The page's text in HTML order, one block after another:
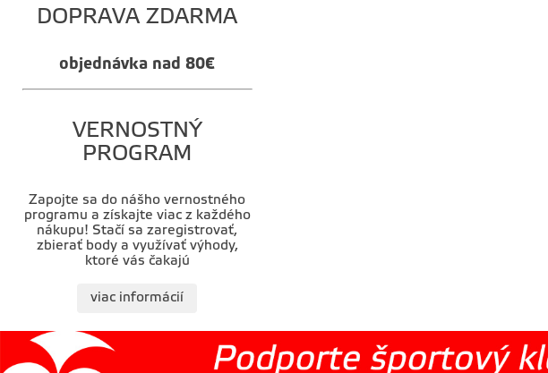
DOPRAVA ZDARMA
objednávka nad 80€
VERNOSTNÝ
PROGRAM
Zapojte sa do nášho vernostného
programu a získajte viac z každého
nákupu! Stačí sa zaregistrovať,
zbierať body a využívať výhody,
ktoré vás čakajú
viac informácií